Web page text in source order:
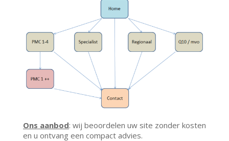
Ons aanbod: wij beoordelen uw site zonder kosten
en u ontvang een compact advies.